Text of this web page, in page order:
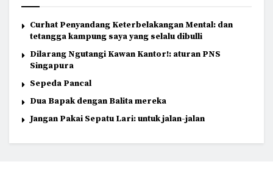
Curhat Penyandang Keterbelakangan Mental: dan
tetangga kampung saya yang selalu dibulli
Dilarang Ngutangi Kawan Kantor!: aturan PNS
Singapura
Sepeda Pancal
Dua Bapak dengan Balita mereka
Jangan Pakai Sepatu Lari: untuk jalan-jalan